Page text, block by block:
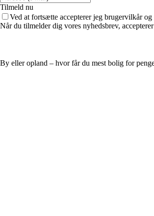
Tilmeld nu
Ved at fortsætte accepterer jeg brugervilkår og
Når du tilmelder dig vores nyhedsbrev,
By eller opland – hvor får du mest bolig for